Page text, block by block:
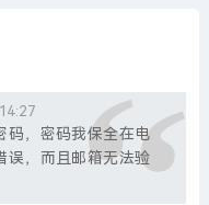
码，密码我保全在电
误，而且邮箱无法验